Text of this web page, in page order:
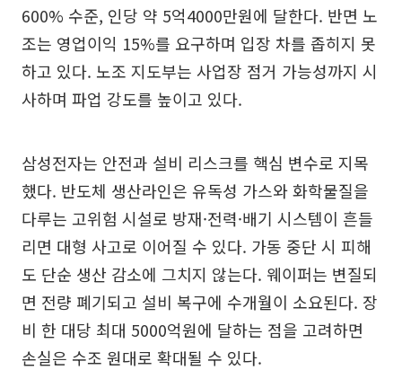
600% 수준, 인당 약 5억4000만원에 달한다. 반면 노
조는 영업이익 15%를 요구하며 입장 차를 좁히지 못
하고 있다. 노조 지도부는 사업장 점거 가능성까지 시
사하며 파업 강도를 높이고 있다.
삼성전자는 안전과 설비 리스크를 핵심 변수로 지목
했다. 반도체 생산라인은 유독성 가스와 화학물질을
다루는 고위험 시설로 방재·전력·배기 시스템이 흔들
리면 대형 사고로 이어질 수 있다. 가동 중단 시 피해
도 단순 생산 감소에 그치지 않는다. 웨이퍼는 변질되
면 전량 폐기되고 설비 복구에 수개월이 소요된다. 장
비 한 대당 최대 5000억원에 달하는 점을 고려하면
손실은 수조 원대로 확대될 수 있다.